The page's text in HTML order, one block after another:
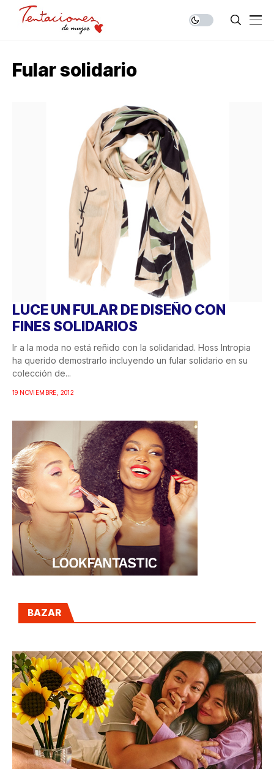
Fular solidario
LUCE UN FULAR DE DISEÑO CON
FINES SOLIDARIOS
Ir a la moda no está reñido con la solidaridad. Hoss Intropia
ha querido demostrarlo incluyendo un fular solidario en su
colección de...
19 NOVIEMBRE, 2012
BAZAR